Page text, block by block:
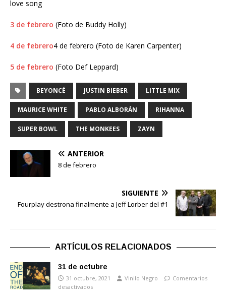
love song
3 de febrero (Foto de Buddy Holly)
4 de febrero4 de febrero (Foto de Karen Carpenter)
5 de febrero (Foto Def Leppard)
BEYONCÉ JUSTIN BIEBER LITTLE MIX
MAURICE WHITE PABLO ALBORÁN RIHANNA
SUPER BOWL THE MONKEES ZAYN
ANTERIOR
8 de febrero
SIGUIENTE
Fourplay destrona finalmente a Jeff Lorber del #1
ARTÍCULOS RELACIONADOS
31 de octubre
31 octubre, 2021 Vinilo Negro
Comentarios
desactivados